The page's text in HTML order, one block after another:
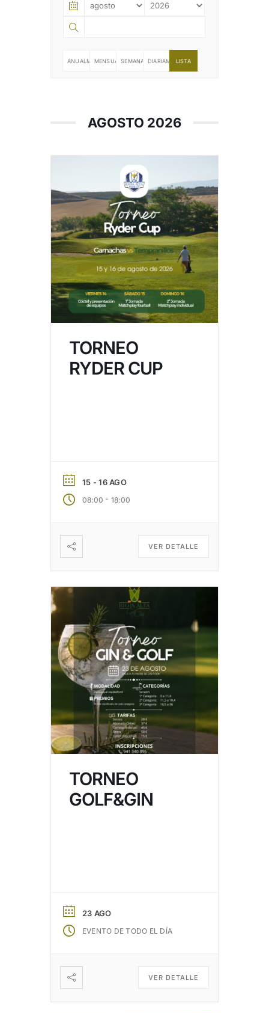
HAZTE SOCIOANUALMENTEMENSUALMENTESEMANALMENTEDIARIAMENTE
LISTA
AGOSTO 2026
TORNEO
RYDER CUP
15 - 16 AGO
08:00 - 18:00
VER DETALLE
TORNEO
GOLF&GIN
23 AGO
EVENTO DE TODO EL DÍA
VER DETALLE